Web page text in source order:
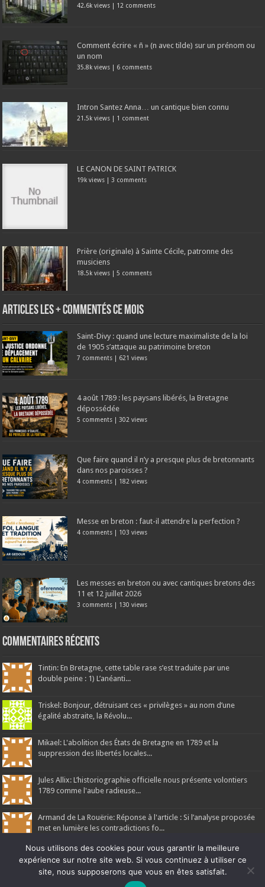
42.6k views | 12 comments
Comment écrire « ñ » (n avec tilde) sur un prénom ou
un nom
35.8k views | 6 comments
Intron Santez Anna… un cantique bien connu
21.5k views | 1 comment
LE CANON DE SAINT PATRICK
19k views | 3 comments
Prière (originale) à Sainte Cécile, patronne des
musiciens
18.5k views |5 comments
Articles les + commentés ce mois
Saint-Divy : quand une lecture maximaliste de la loi
de 1905 s’attaque au patrimoine breton
7 comments | 621 views
4 août 1789 : les paysans libérés, la Bretagne
dépossédée
5 comments | 302 views
Que faire quand il n’y a presque plus de bretonnants
dans nos paroisses ?
4 comments | 182 views
Messe en breton : faut-il attendre la perfection ?
4 comments | 103 views
Les messes en breton ou avec cantiques bretons des
11 et 12 juillet 2026
3 comments | 130 views
Commentaires récents
Tintin: En Bretagne, cette table rase s’est traduite par une
double peine : 1) L’anéanti...
Triskel: Bonjour, détruisant ces « privilèges » au nom d’une
égalité abstraite, la Révolu...
Mikael: L'abolition des États de Bretagne en 1789 et la
suppression des libertés locales...
Jules Allix: L’historiographie officielle nous présente volontiers
1789 comme l'aube radieuse...
Armand de La Rouërie: Réponse à l'article : Si l’analyse proposée
met en lumière les contradictions fo...
Nous utilisons des cookies pour vous garantir la meilleure
expérience sur notre site web. Si vous continuez à utiliser ce
site, nous supposerons que vous en êtes satisfait.